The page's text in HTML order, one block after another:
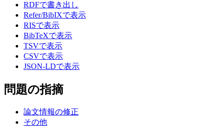
RDFで書き出し
Refer/BibIXで表示
RISで表示
BibTeXで表示
TSVで表示
CSVで表示
JSON-LDで表示
問題の指摘
論文情報の修正
その他